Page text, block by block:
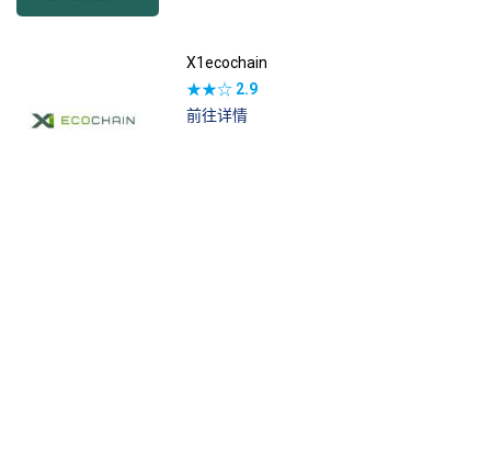
X1ecochain
★★☆ 2.9
前往详情